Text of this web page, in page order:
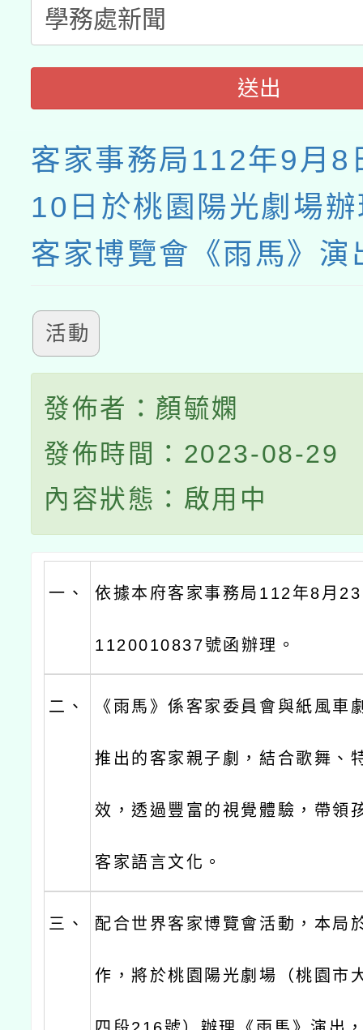
送出
客家事務局112年9月8
10日於桃園陽光劇場
客家博覽會《雨馬》演
活動
發佈者：顏毓嫻
發佈時間：2023-08-29
內容狀態：啟用中
一、 依據本府客家事務局112年8月
1120010837號函辦理。
二、 《雨馬》係客家委員會與紙風車
推出的客家親子劇，結合歌舞、
效，透過豐富的視覺體驗，帶領
客家語言文化。
三、 配合世界客家博覽會活動，本局
作，將於桃園陽光劇場（桃園市